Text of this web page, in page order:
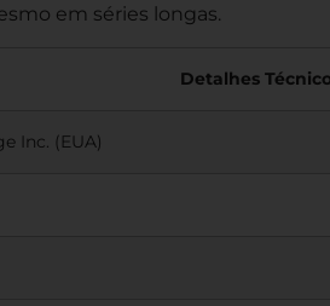
em séries longas.
Detalhes
Inc. (EUA)